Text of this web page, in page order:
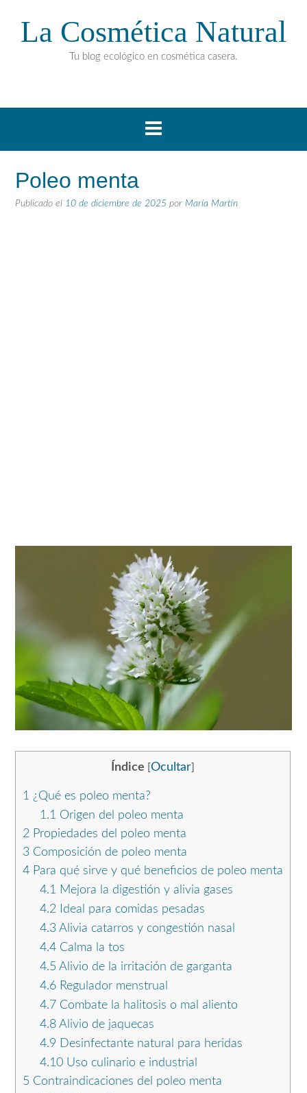
La Cosmética Natural
Tu blog ecológico en cosmética casera.
Poleo menta
Publicado el 10 de diciembre de 2025 por María Martín
Índice Ocultar
1 ¿Qué es poleo menta?
1.1 Origen del poleo menta
2 Propiedades del poleo menta
3 Composición de poleo menta
4 Para qué sirve y qué beneficios de poleo menta
4.1 Mejora la digestión y alivia gases
4.2Ideal para comidas pesadas
4.3Alivia catarros y congestión nasal
4.4Calma la tos
4.5 Alivio de la irritación de garganta
4.6Regulador menstrual
4.7Combate la halitosis o mal aliento
4.8Alivio de jaquecas
4.9 Desinfectante natural para heridas
4.10Uso culinario e industrial
5 Contraindicaciones del poleo menta